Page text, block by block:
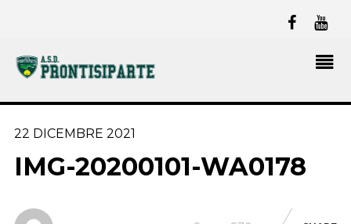
22 DICEMBRE 2021
IMG-20200101-WA0178